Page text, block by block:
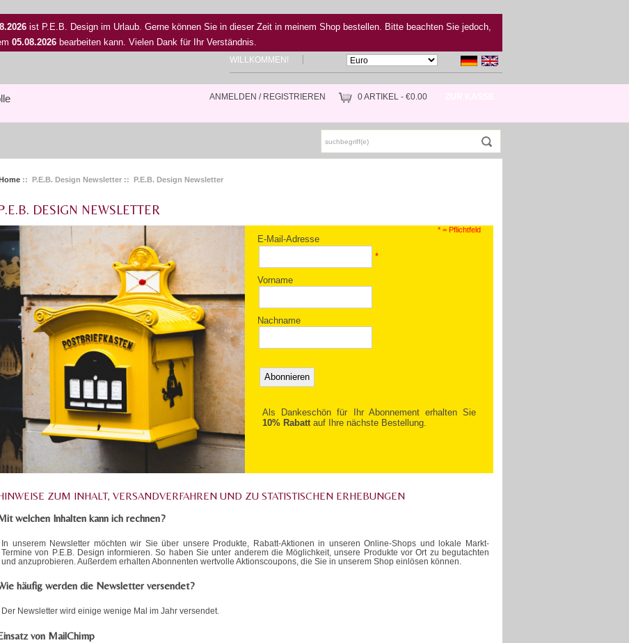
ist P.E.B. Design im Urlaub. Gerne können Sie in dieser Zeit in meinem Shop bestellen. Bitte beachten Sie jedoch,
05.08.2026bearbeiten kann. Vielen Dank für Ihr Verständnis.
WILLKOMMEN!
ANMELDEN / REGISTRIEREN 0 ARTIKEL - €0.00
:: P.E.B. Design Newsletter :: P.E.B. Design Newsletter
DESIGN NEWSLETTER
* = Pflichtfeld
E-Mail-Adresse
*
Vorname
Nachname
Als Dankeschön für Ihr Abonnement erhalten Sie
10% Rabattauf Ihre nächste Bestellung.
ZUM INHALT, VERSANDVERFAHREN UND ZU STATISTISCHEN ERHEBUNGEN
welchen Inhalten kann ich rechnen?
In unserem Newsletter möchten wir Sie über unsere Produkte, Rabatt-Aktionen in unseren Online-Shops und lokale Markt-
Termine von P.E.B. Design informieren. So haben Sie unter anderem die Möglichkeit, unsere Produkte vor Ort zu begutachten
und anzuprobieren. Außerdem erhalten Abonnenten wertvolle Aktionscoupons, die Sie in unserem Shop einlösen können.
häufig werden die Newsletter versendet?
Der Newsletter wird einige wenige Mal im Jahr versendet.
von MailChimp